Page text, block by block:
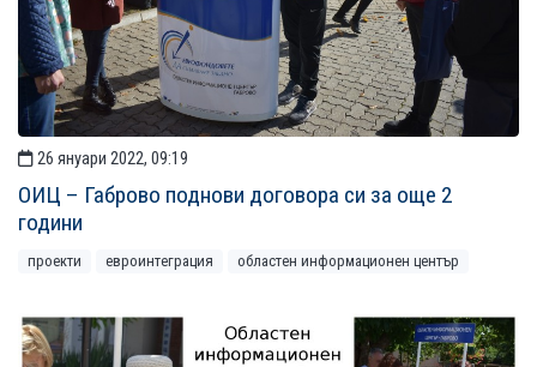
26 януари 2022, 09:19
ОИЦ – Габрово поднови договора си за още 2
години
проекти евроинтеграция областен информационен център